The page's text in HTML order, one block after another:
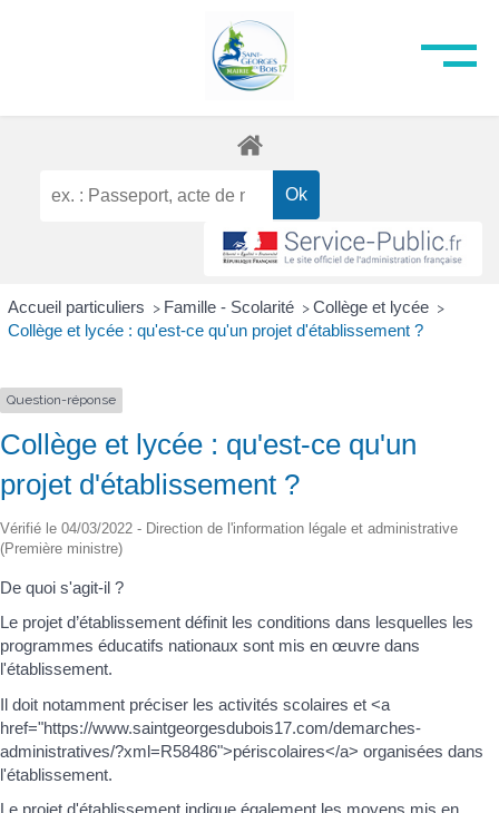
Accueil particuliers > Famille - Scolarité > Collège et lycée >
Collège et lycée : qu'est-ce qu'un projet d'établissement ?
Question-réponse
Collège et lycée : qu'est-ce qu'un
projet d'établissement ?
Vérifié le 04/03/2022 - Direction de l'information légale et administrative
(Première ministre)
De quoi s'agit-il ?
Le projet d’établissement définit les conditions dans lesquelles les
programmes éducatifs nationaux sont mis en œuvre dans
l'établissement.
Il doit notamment préciser les activités scolaires et <a
href="https://www.saintgeorgesdubois17.com/demarches-
administratives/?xml=R58486">périscolaires</a> organisées dans
l'établissement.
Le projet d'établissement indique également les moyens mis en